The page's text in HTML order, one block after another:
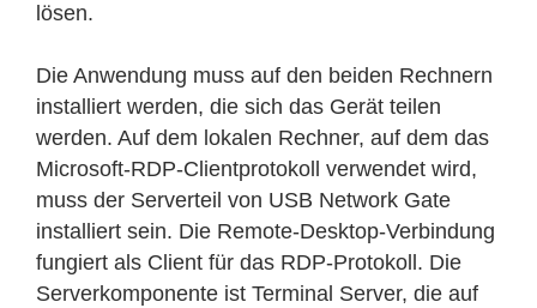
lösen.
Die Anwendung muss auf den beiden Rechnern
installiert werden, die sich das Gerät teilen
werden. Auf dem lokalen Rechner, auf dem das
Microsoft-RDP-Clientprotokoll verwendet wird,
muss der Serverteil von USB Network Gate
installiert sein. Die Remote-Desktop-Verbindung
fungiert als Client für das RDP-Protokoll. Die
Serverkomponente ist Terminal Server, die auf